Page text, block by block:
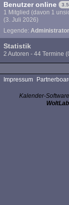
Benutzer online
1 Mitglied (davon 1
(3. Juli 2026)
Legende:
Statistik
2 Autoren - 44 Termine
Impressum
Kalender-